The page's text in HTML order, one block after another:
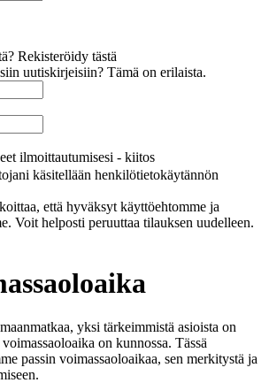
Rekisteröidy tästä
uutiskirjeisiin? Tämä on erilaista.
ilmoittautumisesi - kiitos
käsitellään henkilötietokäytännön
että hyväksyt käyttöehtomme ja
Voit helposti peruuttaa tilauksen uudelleen.
yksi tärkeimmistä asioista on
on kunnossa. Tässä
passin voimassaoloaikaa, sen merkitystä ja